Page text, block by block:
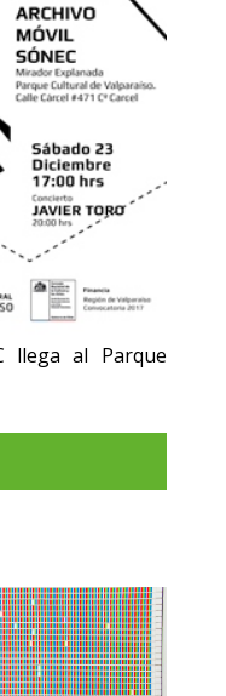
llega al Parque